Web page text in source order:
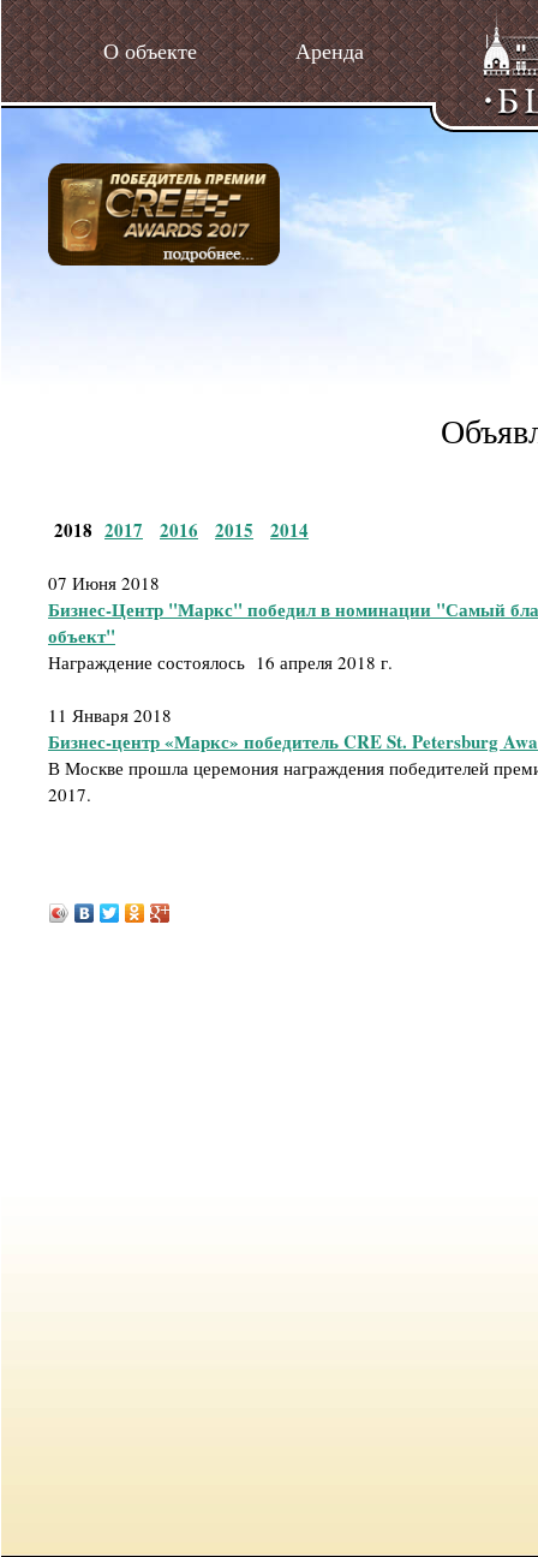
О объекте Аренда
2018 2017 2016 2015 2014
07 Июня 2018
Бизнес-Центр "Маркс" победил в номинации "Самый
объект"
Награждение состоялось 16 апреля 2018 г.
11 Января 2018
Бизнес-центр «Маркс» победитель CRE St. Petersburg
В Москве прошла церемония награждения победителей
2017.